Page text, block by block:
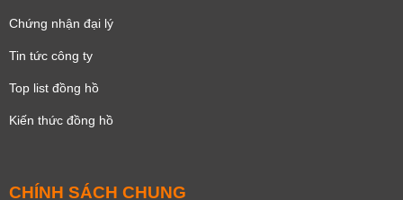
Chứng nhận đại lý
Tin tức công ty
Top list đồng hồ
Kiến thức đồng hồ
CHÍNH SÁCH CHUNG